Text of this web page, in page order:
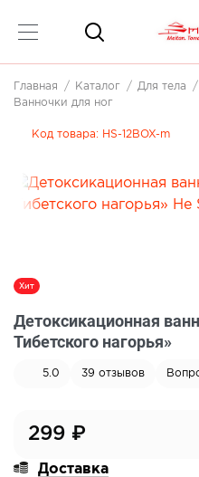
Главная Каталог Для тела
Ванночки для ног
Детоксикационная
Тибетского нагорья»
5.0 39 отзывов
Код товара: HS-12BOX-m
Хит
299 ₽
Доставка